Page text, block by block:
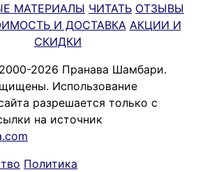
МАТЕРИАЛЫ ЧИТАТЬ ОТЗЫВЫ
И ДОСТАВКА АКЦИИ И
СКИДКИ
2026 Пранава Шамбари.
Использование
разрешается только с
на источник
Политика